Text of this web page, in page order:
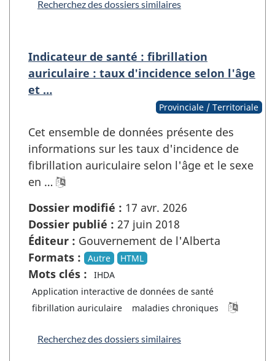
Recherchez des dossiers similaires
Indicateur de santé : fibrillation
auriculaire : taux d'incidence selon l'âge
et …
Provinciale / Territoriale
Cet ensemble de données présente des
informations sur les taux d'incidence de
fibrillation auriculaire selon l'âge et le sexe
en …
Dossier modifié : 17 avr. 2026
Dossier publié : 27 juin 2018
Éditeur : Gouvernement de l'Alberta
Formats :
Autre HTML
Mots clés :
IHDA
Application interactive de données de santé
fibrillation auriculaire
maladies chroniques
Recherchez des dossiers similaires